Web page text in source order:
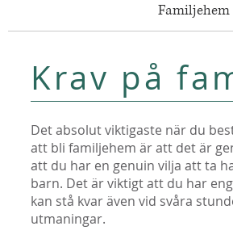
Familjehem
Krav på
Det absolut viktigaste när du
att bli familjehem är att det är
att du har en genuin vilja att ta
barn. Det är viktigt att du har
kan stå kvar även vid svåra
utmaningar.